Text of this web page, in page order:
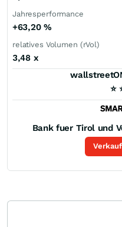
Jahresperformance
+63,20 %
relatives Volumen (rVol)
3,48 x
⭐
Bank fuer Tirol und
Verkauf